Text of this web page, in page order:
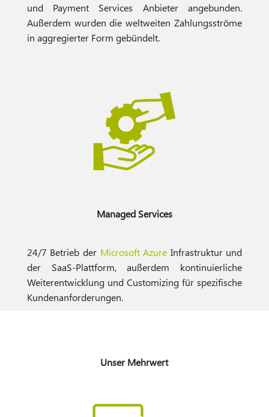
und Payment Services Anbieter angebunden.
Außerdem wurden die weltweiten Zahlungsströme
in aggregierter Form gebündelt.
Managed Services
24/7 Betrieb der Microsoft Azure Infrastruktur und
der SaaS-Plattform, außerdem kontinuierliche
Weiterentwicklung und Customizing für spezifische
Kundenanforderungen.
Unser Mehrwert